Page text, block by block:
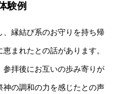
験例
縁結び系のお守りを持ち帰
まれたとの話があります。
参拝後にお互いの歩み寄りが
の調和の力を感じたとの声